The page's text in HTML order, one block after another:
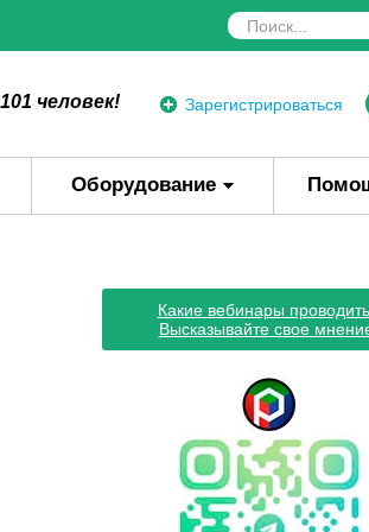
Зарегистрироваться
человек!
Оборудование
Какие вебинары
Высказывайте свое